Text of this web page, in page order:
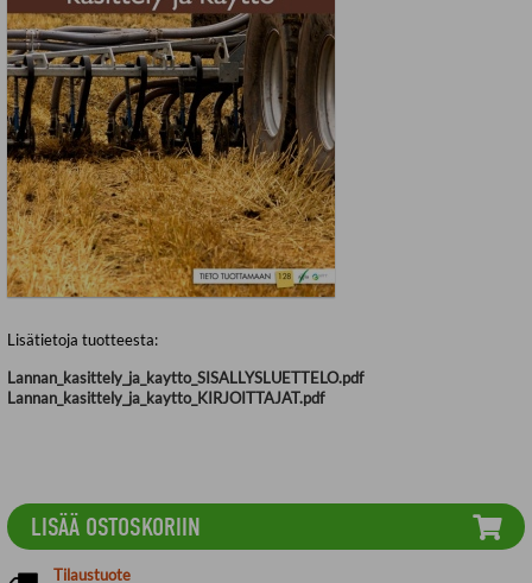
LISÄÄ OSTOSKORIIN
Tilaustuote
Lisätietoja tuotteesta:
Lannan_kasittely_ja_kaytto_SISALLYSLUETTELO.pdf
Lannan_kasittely_ja_kaytto_KIRJOITTAJAT.pdf